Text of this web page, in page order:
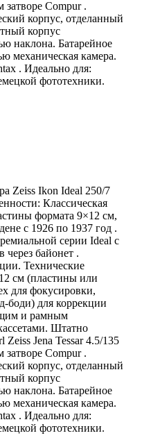
Compur .
корпус, отделанный
корпус
наклона. Батарейное
механическая камера.
. Идеально для:
фототехники.
Zeiss Ikon Ideal 250/7
Классическая
формата 9×12 см,
с 1926 по 1937 год .
серии Ideal с
байонет .
Технические
см (пластины или
для фокусировки,
боди) для коррекции
и рамным
Штатно
Zeiss Jena Tessar 4.5/135
Compur .
корпус, отделанный
корпус
наклона. Батарейное
механическая камера.
. Идеально для:
фототехники.